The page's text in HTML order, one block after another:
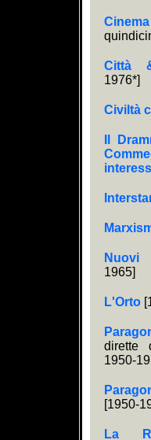
Città
1976*]
Civiltà
Il
Nuovi
1965]
L'Orto
dirette
1950-
[1950-
La